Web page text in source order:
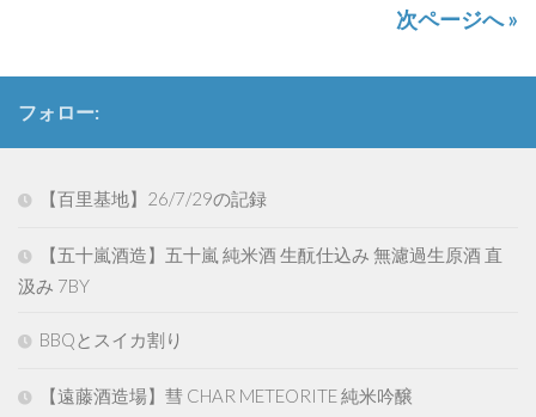
次ページへ »
フォロー:
【百里基地】26/7/29の記録
【五十嵐酒造】五十嵐 純米酒 生酛仕込み 無濾過生原酒 直
汲み 7BY
BBQとスイカ割り
【遠藤酒造場】彗 CHAR METEORITE 純米吟醸